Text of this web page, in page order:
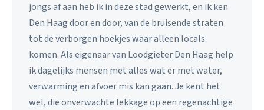
jongs af aan heb ik in deze stad gewerkt, en ik ken
Den Haag door en door, van de bruisende straten
tot de verborgen hoekjes waar alleen locals
komen. Als eigenaar van Loodgieter Den Haag help
ik dagelijks mensen met alles wat er met water,
verwarming en afvoer mis kan gaan. Je kent het
wel, die onverwachte lekkage op een regenachtige